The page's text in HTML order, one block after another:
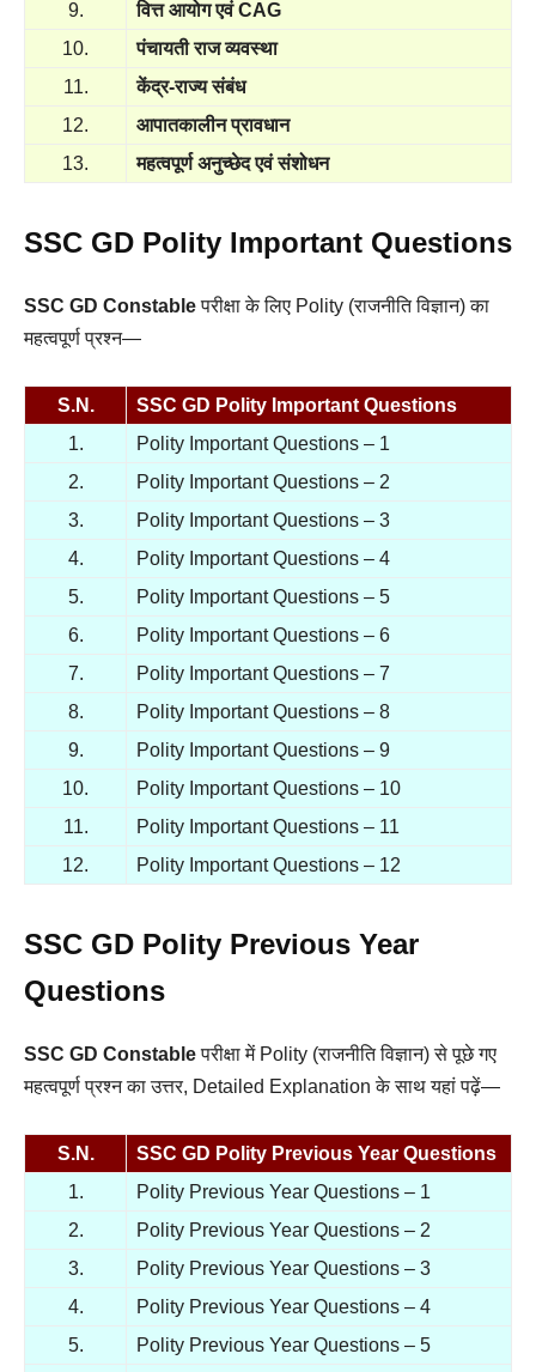
9.
वित्त आयोग एवं CAG
10.
पंचायती राज व्यवस्था
11.
केंद्र-राज्य संबंध
12.
आपातकालीन प्रावधान
13.
महत्वपूर्ण अनुच्छेद एवं संशोधन
SSC GD Polity Important Questions
SSC GD Constableपरीक्षा के लिए Polity (राजनीति विज्ञान)का
महत्वपूर्ण प्रश्न—
S.N.
SSC GD Polity Important Questions
1.
Polity Important Questions – 1
2.
Polity Important Questions – 2
3.
Polity Important Questions – 3
4.
Polity Important Questions – 4
5.
Polity Important Questions – 5
6.
Polity Important Questions – 6
7.
Polity Important Questions – 7
8.
Polity Important Questions – 8
9.
Polity Important Questions – 9
10.
Polity Important Questions – 10
11.
Polity Important Questions – 11
12.
Polity Important Questions – 12
SSC GD Polity Previous Year
Questions
SSC GD Constableपरीक्षा में Polity (राजनीति विज्ञान)से पूछे गए
महत्वपूर्ण प्रश्न का उत्तर, Detailed Explanation के साथ यहां पढ़ें—
S.N. SSC GD Polity Previous Year Questions
1.
Polity Previous Year Questions – 1
2.
Polity Previous Year Questions – 2
3.
Polity Previous Year Questions – 3
4.
Polity Previous Year Questions – 4
5.
Polity Previous Year Questions – 5